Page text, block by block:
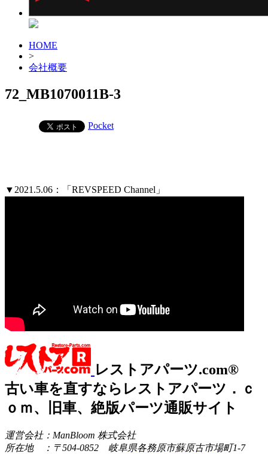
HOME
>
会社概要
72_MB1070011B-3
Pocket
▼2021.5.06：「REVSPEED Channel」
レストアパーツ.com®
古い車を直すならレストアパーツ．ｃ
ｏｍ、旧車、絶版パーツ通販サイト
運営会社：ManBloom 株式会社
所在地 ：〒504-0852 岐阜県各務原市蘇原古市場町1-7